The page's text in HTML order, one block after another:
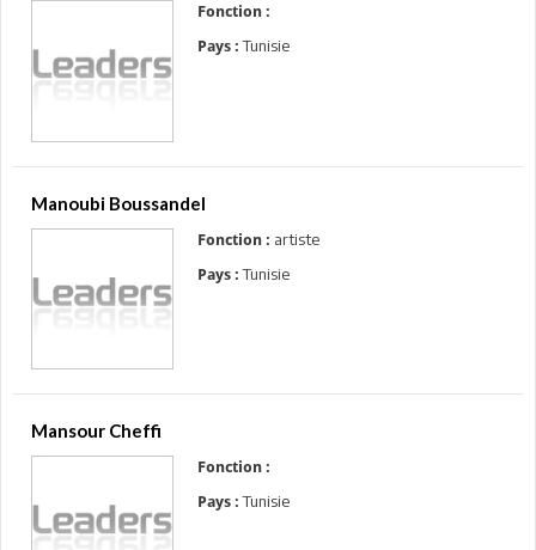
Fonction :
Pays : Tunisie
Manoubi Boussandel
Fonction : artiste
Pays : Tunisie
Mansour Cheffi
Fonction :
Pays : Tunisie